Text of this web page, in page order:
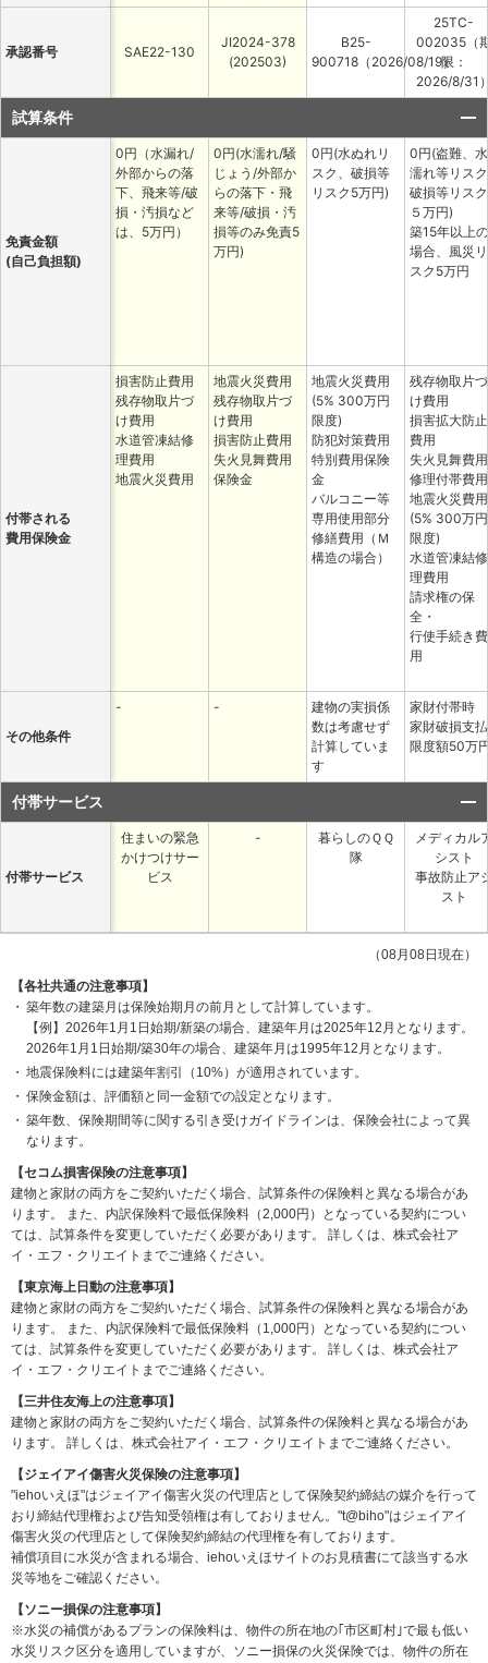
承認番号 SAE22-130
JI2024-378
(202503)
B25-
900718（2026/08/19）
25TC-
002035（
限：
2026/8/31
試算条件
免責金額
(自己負担額)
0円（水漏れ/
外部からの落
下、飛来等/破
損・汚損など
は、5万円）
0円(水濡れ/騒
じょう/外部か
らの落下・飛
来等/破損・汚
損等のみ免責5
万円)
0円(水ぬれリ
スク、破損等
リスク5万円)
0円(盗難、水
濡れ等リスク
破損等リスク
５万円)
築15年以上の
場合、風災リ
スク5万円
付帯される
費用保険金
損害防止費用
残存物取片づ
け費用
水道管凍結修
理費用
地震火災費用
地震火災費用
残存物取片づ
け費用
損害防止費用
失火見舞費用
保険金
地震火災費用
(5% 300万円
限度)
防犯対策費用
特別費用保険
金
バルコニー等
専用使用部分
修繕費用（Ｍ
構造の場合）
残存物取片づ
け費用
損害拡大防止
費用
失火見舞費用
修理付帯費用
地震火災費用
(5% 300万円
限度)
水道管凍結修
理費用
請求権の保
全・
行使手続き費
用
その他条件
- -
建物の実損係
数は考慮せず
計算していま
す
家財付帯時
家財破損支払
限度額50万
付帯サービス
付帯サービス
住まいの緊急
かけつけサー
ビス
-
暮らしのＱＱ
隊
メディカル
シスト
事故防止ア
スト
（08月08日現在）
【各社共通の注意事項】
築年数の建築月は保険始期月の前月として計算しています。
【例】2026年1月1日始期/新築の場合、建築年月は2025年12月となります。
2026年1月1日始期/築30年の場合、建築年月は1995年12月となります。
地震保険料には建築年割引（10%）が適用されています。
保険金額は、評価額と同一金額での設定となります。
築年数、保険期間等に関する引き受けガイドラインは、保険会社によって異
なります。
【セコム損害保険の注意事項】
建物と家財の両方をご契約いただく場合、試算条件の保険料と異なる場合があ
ります。
また、内訳保険料で最低保険料（2,000円）となっている契約につい
ては、試算条件を変更していただく必要があります。 詳しくは、株式会社ア
イ・エフ・クリエイトまでご連絡ください。
【東京海上日動の注意事項】
建物と家財の両方をご契約いただく場合、試算条件の保険料と異なる場合があ
ります。
また、内訳保険料で最低保険料（1,000円）となっている契約につい
ては、試算条件を変更していただく必要があります。 詳しくは、株式会社ア
イ・エフ・クリエイトまでご連絡ください。
【三井住友海上の注意事項】
建物と家財の両方をご契約いただく場合、試算条件の保険料と異なる場合があ
ります。 詳しくは、株式会社アイ・エフ・クリエイトまでご連絡ください。
【ジェイアイ傷害火災保険の注意事項】
"iehoいえほ"はジェイアイ傷害火災の代理店として保険契約締結の媒介を行って
おり締結代理権および告知受領権は有しておりません。"t@biho"はジェイアイ
傷害火災の代理店として保険契約締結の代理権を有しております。
補償項目に水災が含まれる場合、iehoいえほサイトのお見積書にて該当する水
災等地をご確認ください。
【ソニー損保の注意事項】
※水災の補償があるプランの保険料は、物件の所在地の｢市区町村｣で最も低い
水災リスク区分を適用していますが、ソニー損保の火災保険では、物件の所在